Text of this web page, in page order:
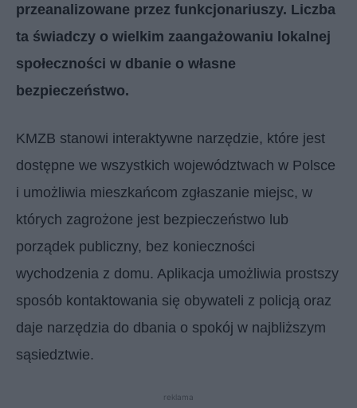
przeanalizowane przez funkcjonariuszy. Liczba
ta świadczy o wielkim zaangażowaniu lokalnej
społeczności w dbanie o własne
bezpieczeństwo.
KMZB stanowi interaktywne narzędzie, które jest
dostępne we wszystkich województwach w Polsce
i umożliwia mieszkańcom zgłaszanie miejsc, w
których zagrożone jest bezpieczeństwo lub
porządek publiczny, bez konieczności
wychodzenia z domu. Aplikacja umożliwia prostszy
sposób kontaktowania się obywateli z policją oraz
daje narzędzia do dbania o spokój w najbliższym
sąsiedztwie.
reklama